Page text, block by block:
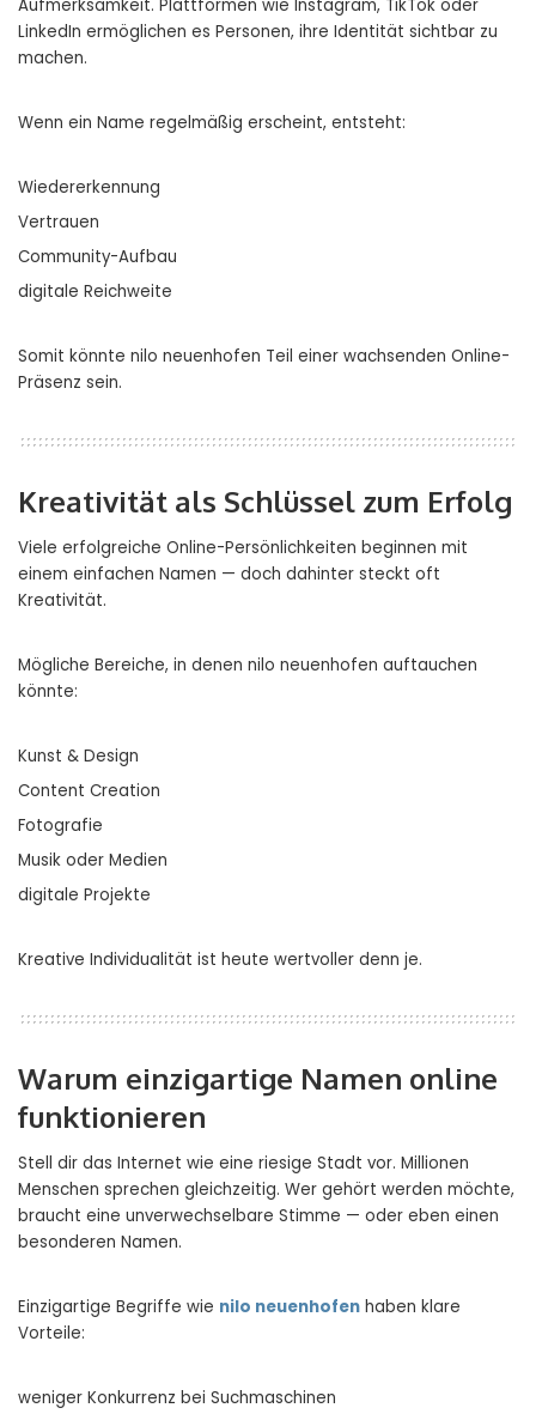
Aufmerksamkeit. Plattformen wie Instagram, TikTok oder
LinkedIn ermöglichen es Personen, ihre Identität sichtbar zu
machen.
Wenn ein Name regelmäßig erscheint, entsteht:
Wiedererkennung
Vertrauen
Community-Aufbau
digitale Reichweite
Somit könnte nilo neuenhofen Teil einer wachsenden Online-
Präsenz sein.
Kreativität als Schlüssel zum Erfolg
Viele erfolgreiche Online-Persönlichkeiten beginnen mit
einem einfachen Namen — doch dahinter steckt oft
Kreativität.
Mögliche Bereiche, in denen nilo neuenhofen auftauchen
könnte:
Kunst & Design
Content Creation
Fotografie
Musik oder Medien
digitale Projekte
Kreative Individualität ist heute wertvoller denn je.
Warum einzigartige Namen online
funktionieren
Stell dir das Internet wie eine riesige Stadt vor. Millionen
Menschen sprechen gleichzeitig. Wer gehört werden möchte,
braucht eine unverwechselbare Stimme — oder eben einen
besonderen Namen.
Einzigartige Begriffe wie nilo neuenhofen haben klare
Vorteile:
weniger Konkurrenz bei Suchmaschinen